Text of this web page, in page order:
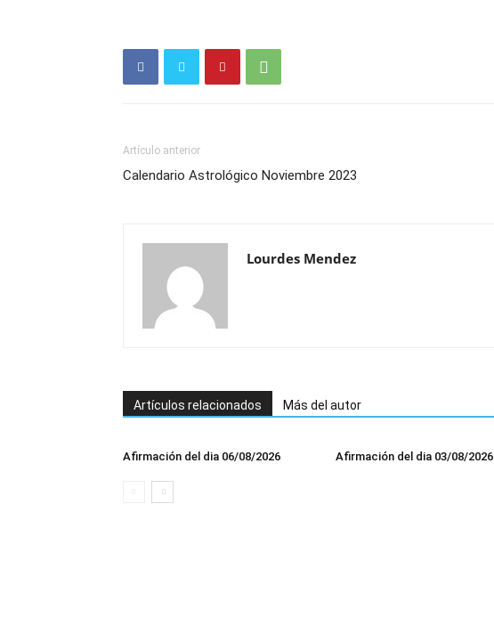
Artículo anterior
Calendario Astrológico Noviembre 2023
Lourdes Mendez
Artículos relacionados Más del autor
Afirmación del dia 06/08/2026 Afirmación del dia 03/08/2026